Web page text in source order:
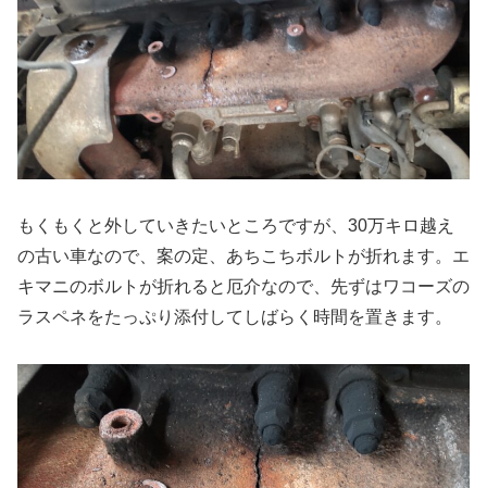
もくもくと外していきたいところですが、30万キロ越え
の古い車なので、案の定、あちこちボルトが折れます。エ
キマニのボルトが折れると厄介なので、先ずはワコーズの
ラスペネをたっぷり添付してしばらく時間を置きます。